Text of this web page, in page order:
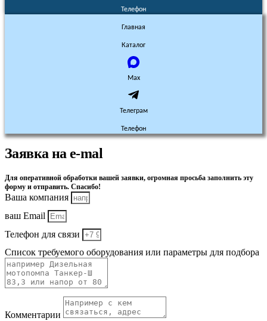
Телефон
Главная
Каталог
Max
Телеграм
Телефон
Заявка на e-mal
Для оперативной обработки вашей заявки, огромная просьба заполнить эту
форму и отправить. Спасибо!
Ваша компания
ваш Email
Телефон для связи
Список требуемого оборудования или параметры для подбора
Комментарии